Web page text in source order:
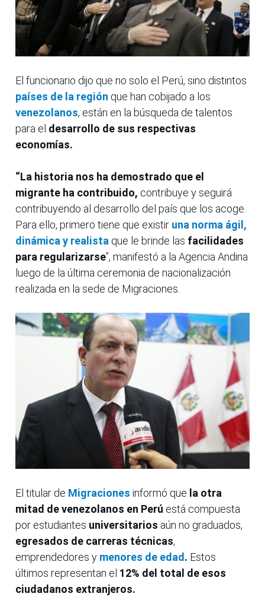
El funcionario dijo que no solo el Perú, sino distintos
países de la región que han cobijado a los
venezolanos, están en la búsqueda de talentos
para el desarrollo de sus respectivas
economías.
“La historia nos ha demostrado que el
migrante ha contribuido, contribuye y seguirá
contribuyendo al desarrollo del país que los acoge.
Para ello, primero tiene que existir una norma ágil,
dinámica y realista que le brinde las facilidades
para regularizarse”, manifestó a la Agencia Andina
luego de la última ceremonia de nacionalización
realizada en la sede de Migraciones.
El titular de Migraciones informó que la otra
mitad de venezolanos en Perú está compuesta
por estudiantes universitarios aún no graduados,
egresados de carreras técnicas,
emprendedores y menores de edad. Estos
últimos representan el 12% del total de esos
ciudadanos extranjeros.